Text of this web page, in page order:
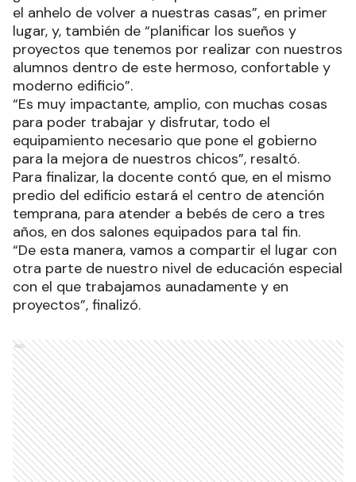
el anhelo de volver a nuestras casas”, en primer
lugar, y, también de “planificar los sueños y
proyectos que tenemos por realizar con nuestros
alumnos dentro de este hermoso, confortable y
moderno edificio”.
“Es muy impactante, amplio, con muchas cosas
para poder trabajar y disfrutar, todo el
equipamiento necesario que pone el gobierno
para la mejora de nuestros chicos”, resaltó.
Para finalizar, la docente contó que, en el mismo
predio del edificio estará el centro de atención
temprana, para atender a bebés de cero a tres
años, en dos salones equipados para tal fin.
“De esta manera, vamos a compartir el lugar con
otra parte de nuestro nivel de educación especial
con el que trabajamos aunadamente y en
proyectos”, finalizó.
Ads